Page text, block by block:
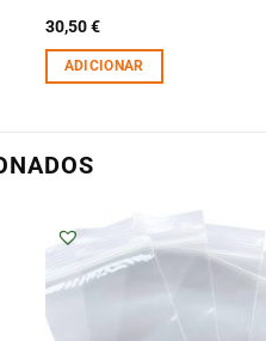
30,50€
ADICIONAR